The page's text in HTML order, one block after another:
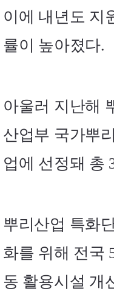
이에 내년도 지
률이 높아졌다.
아울러 지난해
산업부 국가뿌
업에 선정돼 총
뿌리산업 특화
화를 위해 전국
동 활용시설 개